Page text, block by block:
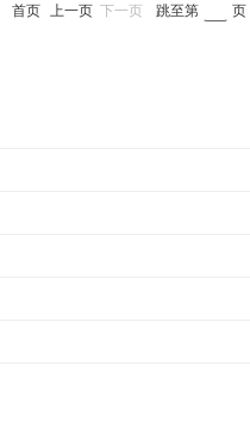
首页 上一页 下一页 跳至第 页